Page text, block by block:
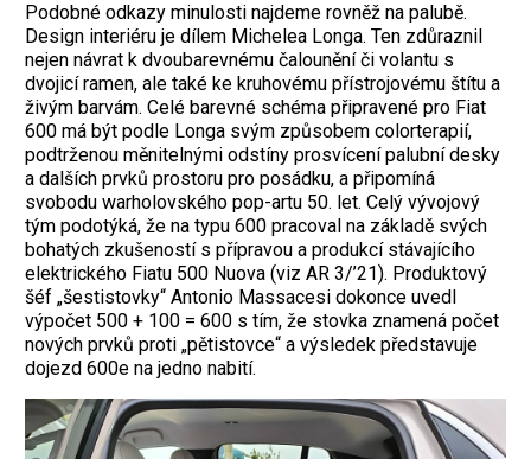
Podobné odkazy minulosti najdeme rovněž na palubě.
Design interiéru je dílem Michelea Longa. Ten zdůraznil
nejen návrat k dvoubarevnému čalounění či volantu s
dvojicí ramen, ale také ke kruhovému přístrojovému štítu a
živým barvám. Celé barevné schéma připravené pro Fiat
600 má být podle Longa svým způsobem colorterapií,
podtrženou měnitelnými odstíny prosvícení palubní desky
a dalších prvků prostoru pro posádku, a připomíná
svobodu warholovského pop-artu 50. let. Celý vývojový
tým podotýká, že na typu 600 pracoval na základě svých
bohatých zkušeností s přípravou a produkcí stávajícího
elektrického Fiatu 500 Nuova (viz AR 3/’21). Produktový
šéf „šestistovky“ Antonio Massacesi dokonce uvedl
výpočet 500 + 100 = 600 s tím, že stovka znamená počet
nových prvků proti „pětistovce“ a výsledek představuje
dojezd 600e na jedno nabití.